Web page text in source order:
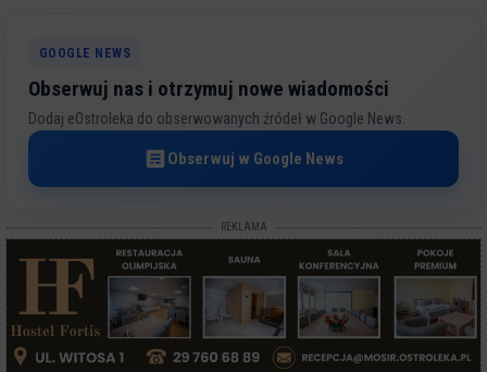
GOOGLE NEWS
Obserwuj nas i otrzymuj nowe wiadomości
Dodaj eOstroleka do obserwowanych źródeł w Google News.
Obserwuj w Google News
REKLAMA